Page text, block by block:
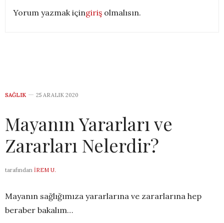
Yorum yazmak içingiriş olmalısın.
SAĞLIK 25 ARALIK 2020
Mayanın Yararları ve
Zararları Nelerdir?
tarafından İREM U.
Mayanın sağlığımıza yararlarına ve zararlarına hep
beraber bakalım…